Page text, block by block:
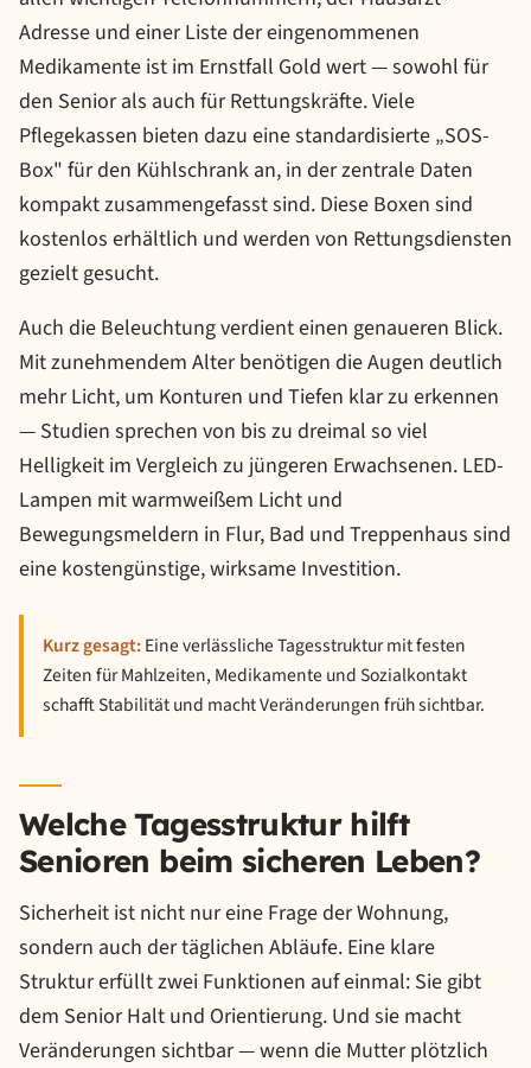
Adresse und einer Liste der eingenommenen
Medikamente ist im Ernstfall Gold wert — sowohl für
den Senior als auch für Rettungskräfte. Viele
Pflegekassen bieten dazu eine standardisierte „SOS-
Box" für den Kühlschrank an, in der zentrale Daten
kompakt zusammengefasst sind. Diese Boxen sind
kostenlos erhältlich und werden von Rettungsdiensten
gezielt gesucht.
Auch die Beleuchtung verdient einen genaueren Blick.
Mit zunehmendem Alter benötigen die Augen deutlich
mehr Licht, um Konturen und Tiefen klar zu erkennen
— Studien sprechen von bis zu dreimal so viel
Helligkeit im Vergleich zu jüngeren Erwachsenen. LED-
Lampen mit warmweißem Licht und
Bewegungsmeldern in Flur, Bad und Treppenhaus sind
eine kostengünstige, wirksame Investition.
Kurz gesagt:Eine verlässliche Tagesstruktur mit festen
Zeiten für Mahlzeiten, Medikamente und Sozialkontakt
schafft Stabilität und macht Veränderungen früh sichtbar.
Welche Tagesstruktur hilft
Senioren beim sicheren Leben?
Sicherheit ist nicht nur eine Frage der Wohnung,
sondern auch der täglichen Abläufe. Eine klare
Struktur erfüllt zwei Funktionen auf einmal: Sie gibt
dem Senior Halt und Orientierung. Und sie macht
Veränderungen sichtbar — wenn die Mutter plötzlich